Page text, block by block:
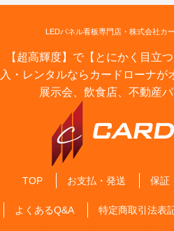
LEDパネル看板専門店・株式会社カ
【超高輝度】で【とにかく目立
入・レンタルならカードローナが
展示会、飲食店、不動産
TOP お支払・発送 保証
よくあるQ&A 特定商取引法表